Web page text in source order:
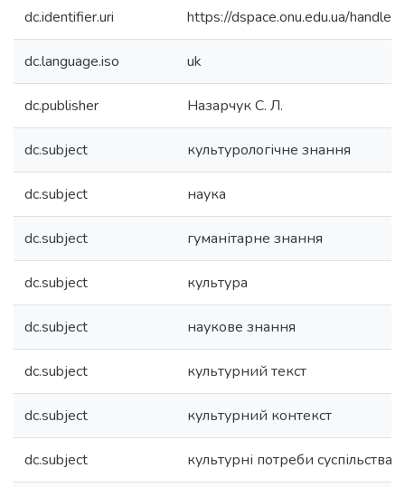
dc.identifier.uri https://dspace.onu.edu.ua/
dc.language.iso uk
dc.publisher Назарчук С. Л.
dc.subject культурологічне знання
dc.subject наука
dc.subject гуманітарне знання
dc.subject культура
dc.subject наукове знання
dc.subject культурний текст
dc.subject культурний контекст
dc.subject культурні потреби суспільства